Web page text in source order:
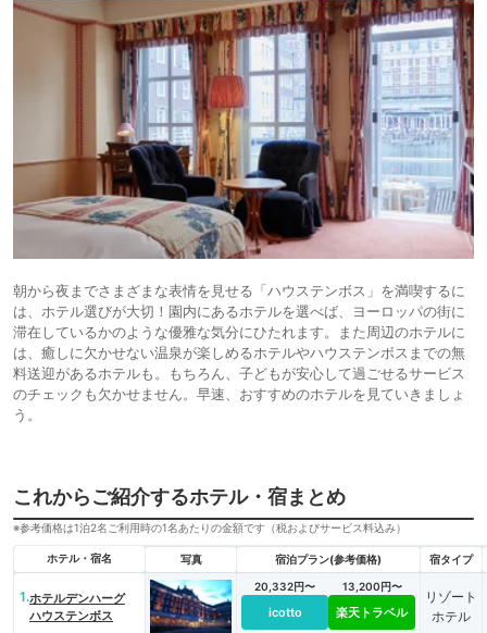
朝から夜までさまざまな表情を見せる「ハウステンボス」を満喫するに
は、ホテル選びが大切！園内にあるホテルを選べば、ヨーロッパの街に
滞在しているかのような優雅な気分にひたれます。また周辺のホテルに
は、癒しに欠かせない温泉が楽しめるホテルやハウステンボスまでの無
料送迎があるホテルも。もちろん、子どもが安心して過ごせるサービス
のチェックも欠かせません。早速、おすすめのホテルを見ていきましょ
う。
これからご紹介するホテル・宿まとめ
※参考価格は1泊2名ご利用時の1名あたりの金額です（税およびサービス料込み）
ホテル・宿名 写真 宿泊プラン(参考価格) 宿タイプ
1.ホテルデンハーグ
ハウステンボス
20,332円〜
icotto
13,200円〜
楽天トラベル
リゾート
ホテル